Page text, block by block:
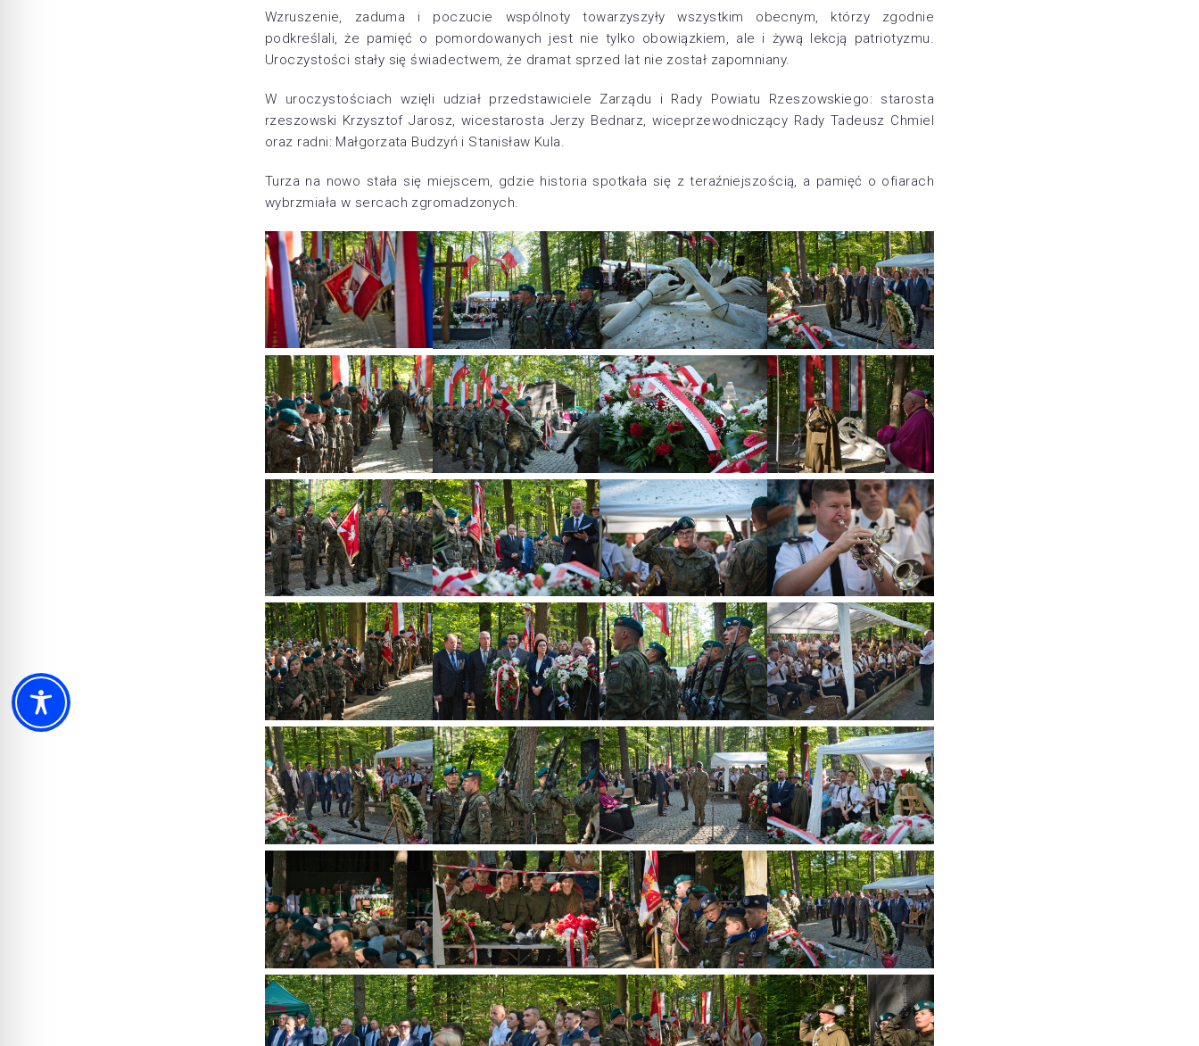
Wzruszenie, zaduma i poczucie wspólnoty towarzyszyły wszystkim obecnym, którzy zgodnie
podkreślali, że pamięć o pomordowanych jest nie tylko obowiązkiem, ale i żywą lekcją patriotyzmu.
Uroczystości stały się świadectwem, że dramat sprzed lat nie został zapomniany.
W uroczystościach wzięli udział przedstawiciele Zarządu i Rady Powiatu Rzeszowskiego: starosta
rzeszowski Krzysztof Jarosz, wicestarosta Jerzy Bednarz, wiceprzewodniczący Rady Tadeusz Chmiel
oraz radni: Małgorzata Budzyń i Stanisław Kula.
Turza na nowo stała się miejscem, gdzie historia spotkała się z teraźniejszością, a pamięć o ofiarach
wybrzmiała w sercach zgromadzonych.